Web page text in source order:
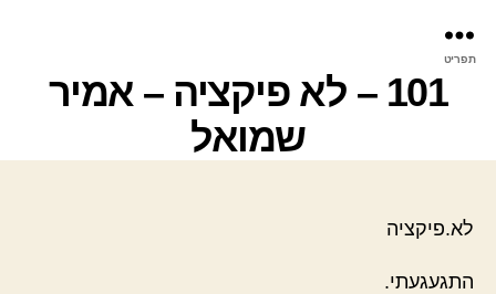
תפריט
101 – לא פיקציה – אמיר
שמואל
לא.פיקציה
התגעגעתי.